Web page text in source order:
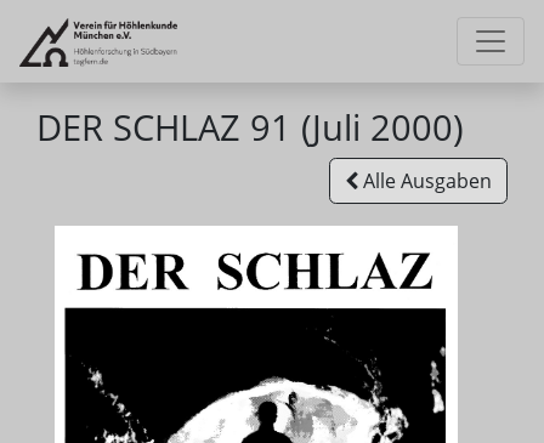
DER SCHLAZ 91 (Juli 2000)
Alle Ausgaben